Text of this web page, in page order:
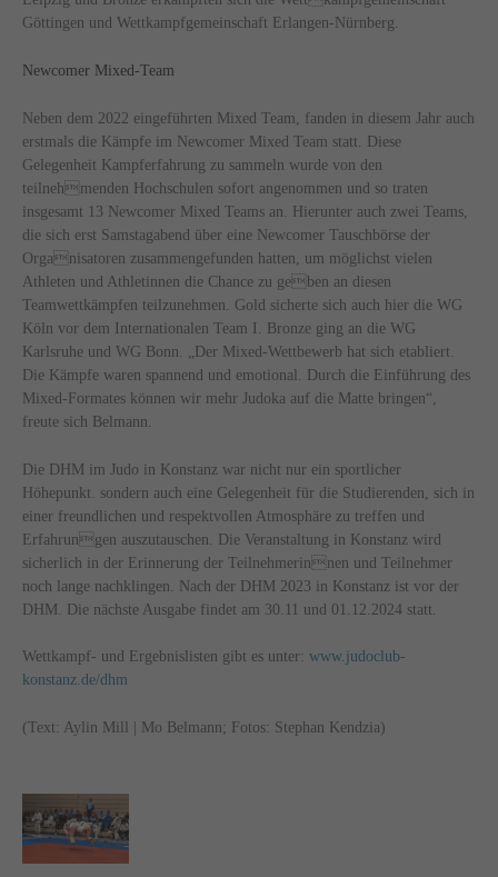
Göttingen und Wettkampfgemeinschaft Erlangen-Nürnberg.
Newcomer Mixed-Team
Neben dem 2022 eingeführten Mixed Team, fanden in diesem Jahr auch
erstmals die Kämpfe im Newcomer Mixed Team statt. Diese
Gelegenheit Kampferfahrung zu sammeln wurde von den
teilnehmenden Hochschulen sofort angenommen und so traten
insgesamt 13 Newcomer Mixed Teams an. Hierunter auch zwei Teams,
die sich erst Samstagabend über eine Newcomer Tauschbörse der
Organisatoren zusammengefunden hatten, um möglichst vielen
Athleten und Athletinnen die Chance zu geben an diesen
Teamwettkämpfen teilzunehmen. Gold sicherte sich auch hier die WG
Köln vor dem Internationalen Team I. Bronze ging an die WG
Karlsruhe und WG Bonn. „Der Mixed-Wettbewerb hat sich etabliert.
Die Kämpfe waren spannend und emotional. Durch die Einführung des
Mixed-Formates können wir mehr Judoka auf die Matte bringen“,
freute sich Belmann.
Die DHM im Judo in Konstanz war nicht nur ein sportlicher
Höhepunkt. sondern auch eine Gelegenheit für die Studierenden, sich in
einer freundlichen und respektvollen Atmosphäre zu treffen und
Erfahrungen auszutauschen. Die Veranstaltung in Konstanz wird
sicherlich in der Erinnerung der Teilnehmerinnen und Teilnehmer
noch lange nachklingen. Nach der DHM 2023 in Konstanz ist vor der
DHM. Die nächste Ausgabe findet am 30.11 und 01.12.2024 statt.
Wettkampf- und Ergebnislisten gibt es unter: www.judoclub-
konstanz.de/dhm
(Text: Aylin Mill | Mo Belmann; Fotos: Stephan Kendzia)